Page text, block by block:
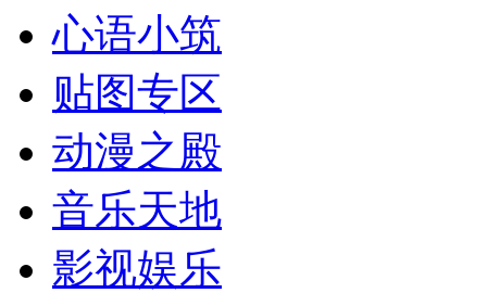
心语小筑
贴图专区
动漫之殿
音乐天地
影视娱乐